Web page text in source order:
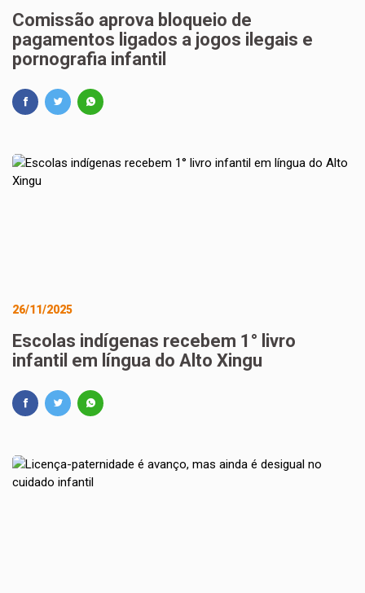
Comissão aprova bloqueio de
pagamentos ligados a jogos ilegais e
pornografia infantil
26/11/2025
Escolas indígenas recebem 1° livro
infantil em língua do Alto Xingu